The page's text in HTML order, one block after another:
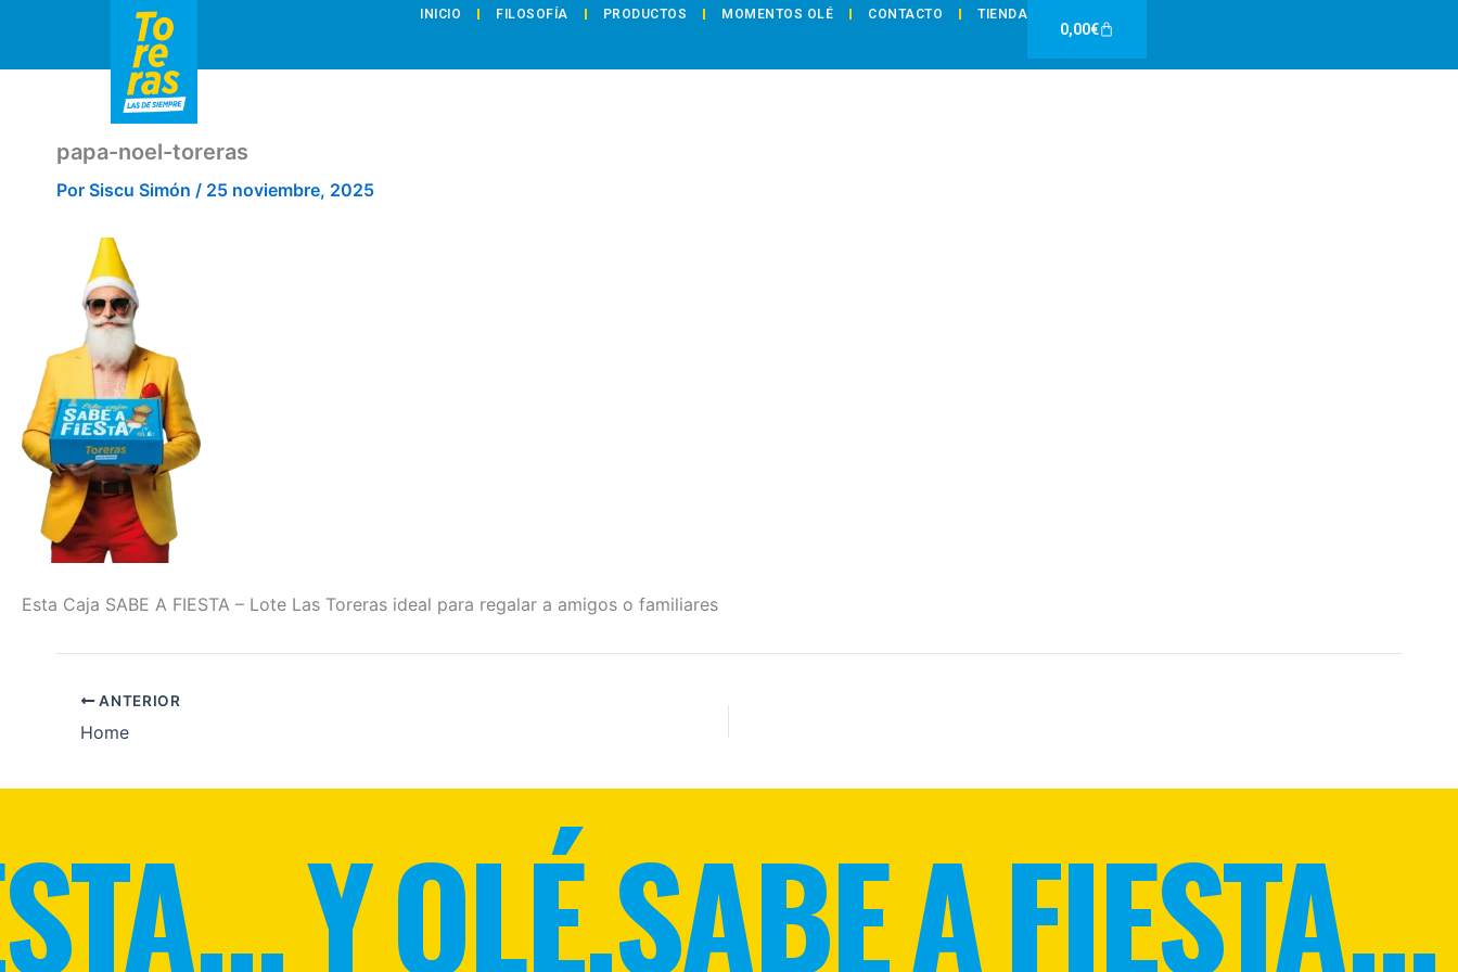
contenido
INICIO FILOSOFÍA PRODUCTOS MOMENTOS OLÉ CONTACTO TIENDA
0,00€Carrito
papa-noel-toreras
Por Siscu Simón / 25 noviembre, 2025
Esta Caja SABE A FIESTA – Lote Las Toreras ideal para regalar a amigos o familiares
ANTERIOR
Home
Y OLÉ.SABE A